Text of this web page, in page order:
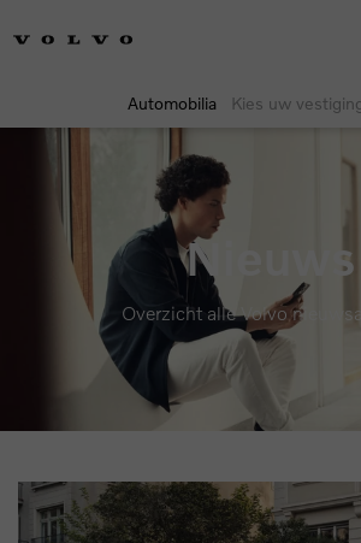
Automobilia Kies uw
Nieuws
Overzicht alle Volvo